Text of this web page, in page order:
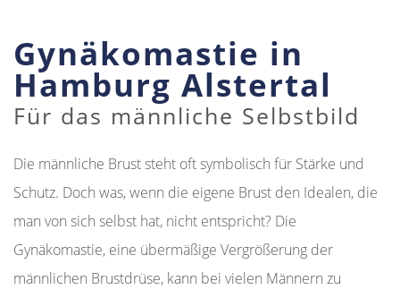
Gynäkomastie in
Hamburg Alstertal
Für das männliche Selbstbild
Die männliche Brust steht oft symbolisch für Stärke und
Schutz. Doch was, wenn die eigene Brust den Idealen, die
man von sich selbst hat, nicht entspricht? Die
Gynäkomastie, eine übermäßige Vergrößerung der
männlichen Brustdrüse, kann bei vielen Männern zu